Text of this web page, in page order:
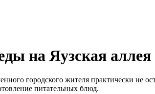
на Яузская аллея
городского жителя практически не
питательных блюд.